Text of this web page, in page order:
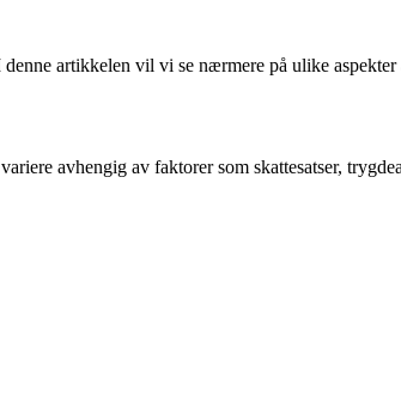
artikkelen vil vi se nærmere på ulike
avhengig av faktorer som skattesatser,